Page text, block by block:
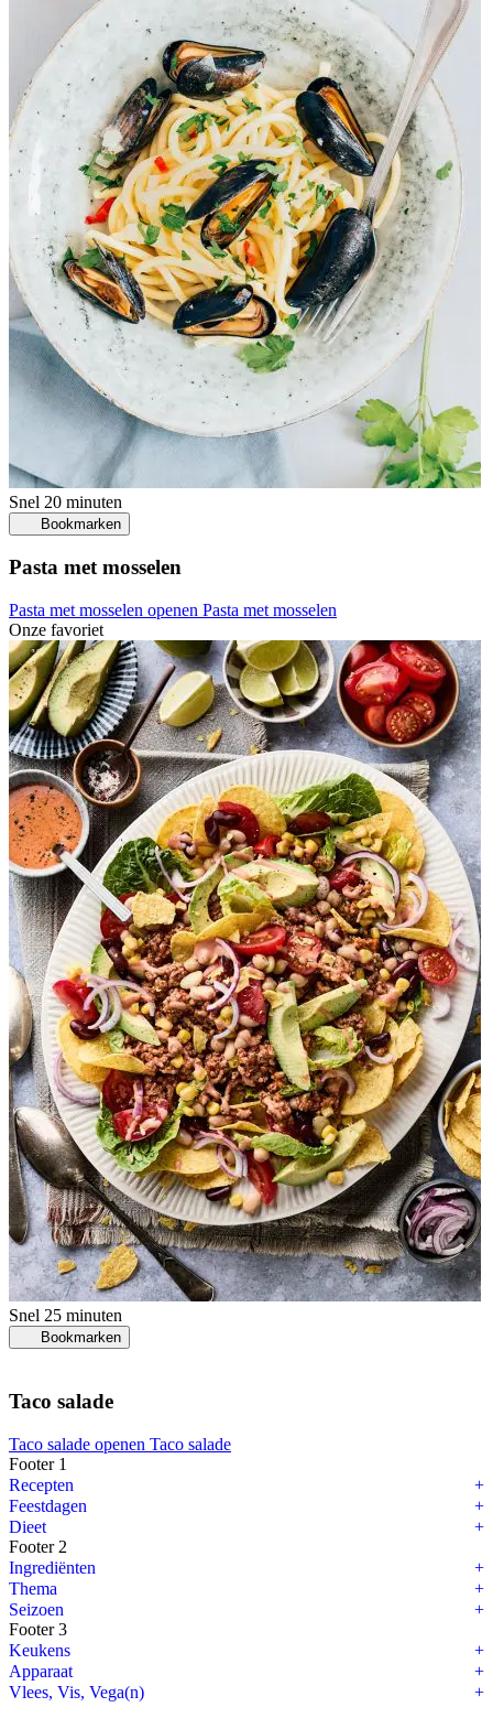
Snel 20 minuten
Bookmarken
Pasta met mosselen
Pasta met mosselen openen Pasta met mosselen
Onze favoriet
Snel 25 minuten
Bookmarken
Taco salade
Taco salade openen Taco salade
Footer 1
Recepten
Feestdagen
Dieet
Footer 2
Ingrediënten
Thema
Seizoen
Footer 3
Keukens
Apparaat
Vlees, Vis, Vega(n)